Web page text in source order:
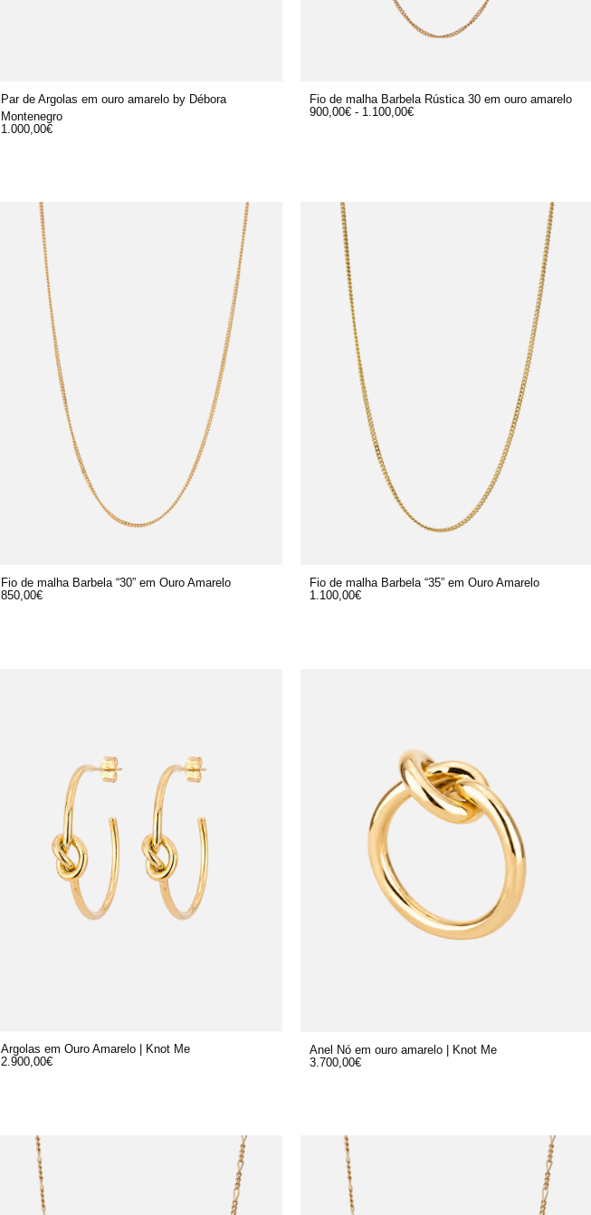
Par de Argolas em ouro amarelo by Débora
Montenegro
1.000,00€
Fio de malha Barbela Rústica 30 em ouro amarelo
900,00€ - 1.100,00€
Fio de malha Barbela “30” em Ouro Amarelo
850,00€
Fio de malha Barbela “35” em Ouro Amarelo
1.100,00€
Argolas em Ouro Amarelo | Knot Me
2.900,00€
Anel Nó em ouro amarelo | Knot Me
3.700,00€